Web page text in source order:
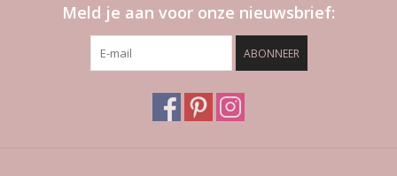
Meld je aan voor onze nieuwsbrief:
ABONNEER